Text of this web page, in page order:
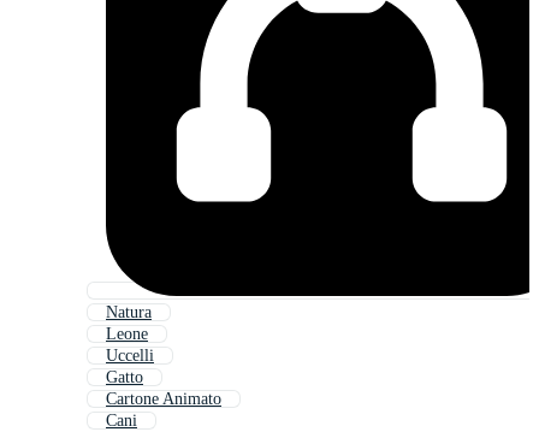
Natura
Leone
Uccelli
Gatto
Cartone Animato
Cani